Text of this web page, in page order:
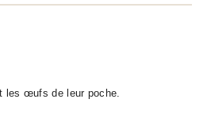
les œufs de leur poche.